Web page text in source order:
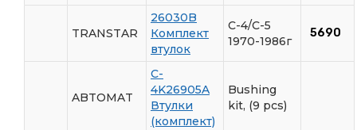
TRANSTAR
26030B
Комплект
втулок
C-4/C-5
1970-1986г
5690
ABTOMAT
C-
4K26905A
Втулки
(комплект)
Bushing
kit, (9 pcs)